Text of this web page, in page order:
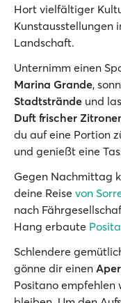
Hort vielfältiger
Kunstausstellungen
Landschaft.
Unternimm einen
Marina Grande,
Stadtstrände und
Duft frischer
du auf eine Portion
und genießt eine
Gegen Nachmittag
deine Reise von
nach
Hang erbaute
Schlendere
gönne dir einen
Positano empfehlen